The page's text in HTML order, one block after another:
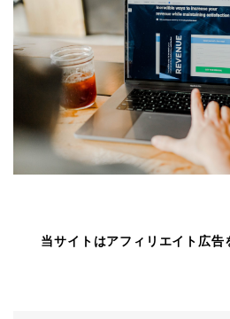
当サイトはアフィリエイト広告